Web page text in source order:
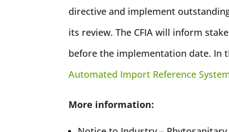
directive and implement
its review. The CFIA will inform
before the implementation date. In
Automated Import Reference
More information: